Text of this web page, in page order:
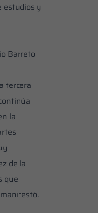
estudios y
Barreto
tercera
la
de la
que